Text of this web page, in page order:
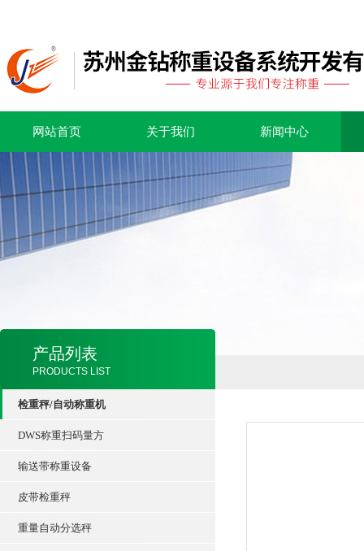
网站首页 关于我们 新闻中心
产品列表
PRODUCTS LIST
检重秤/自动称重机
DWS称重扫码量方
输送带称重设备
皮带检重秤
重量自动分选秤